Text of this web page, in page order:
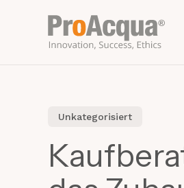
Unkategorisiert